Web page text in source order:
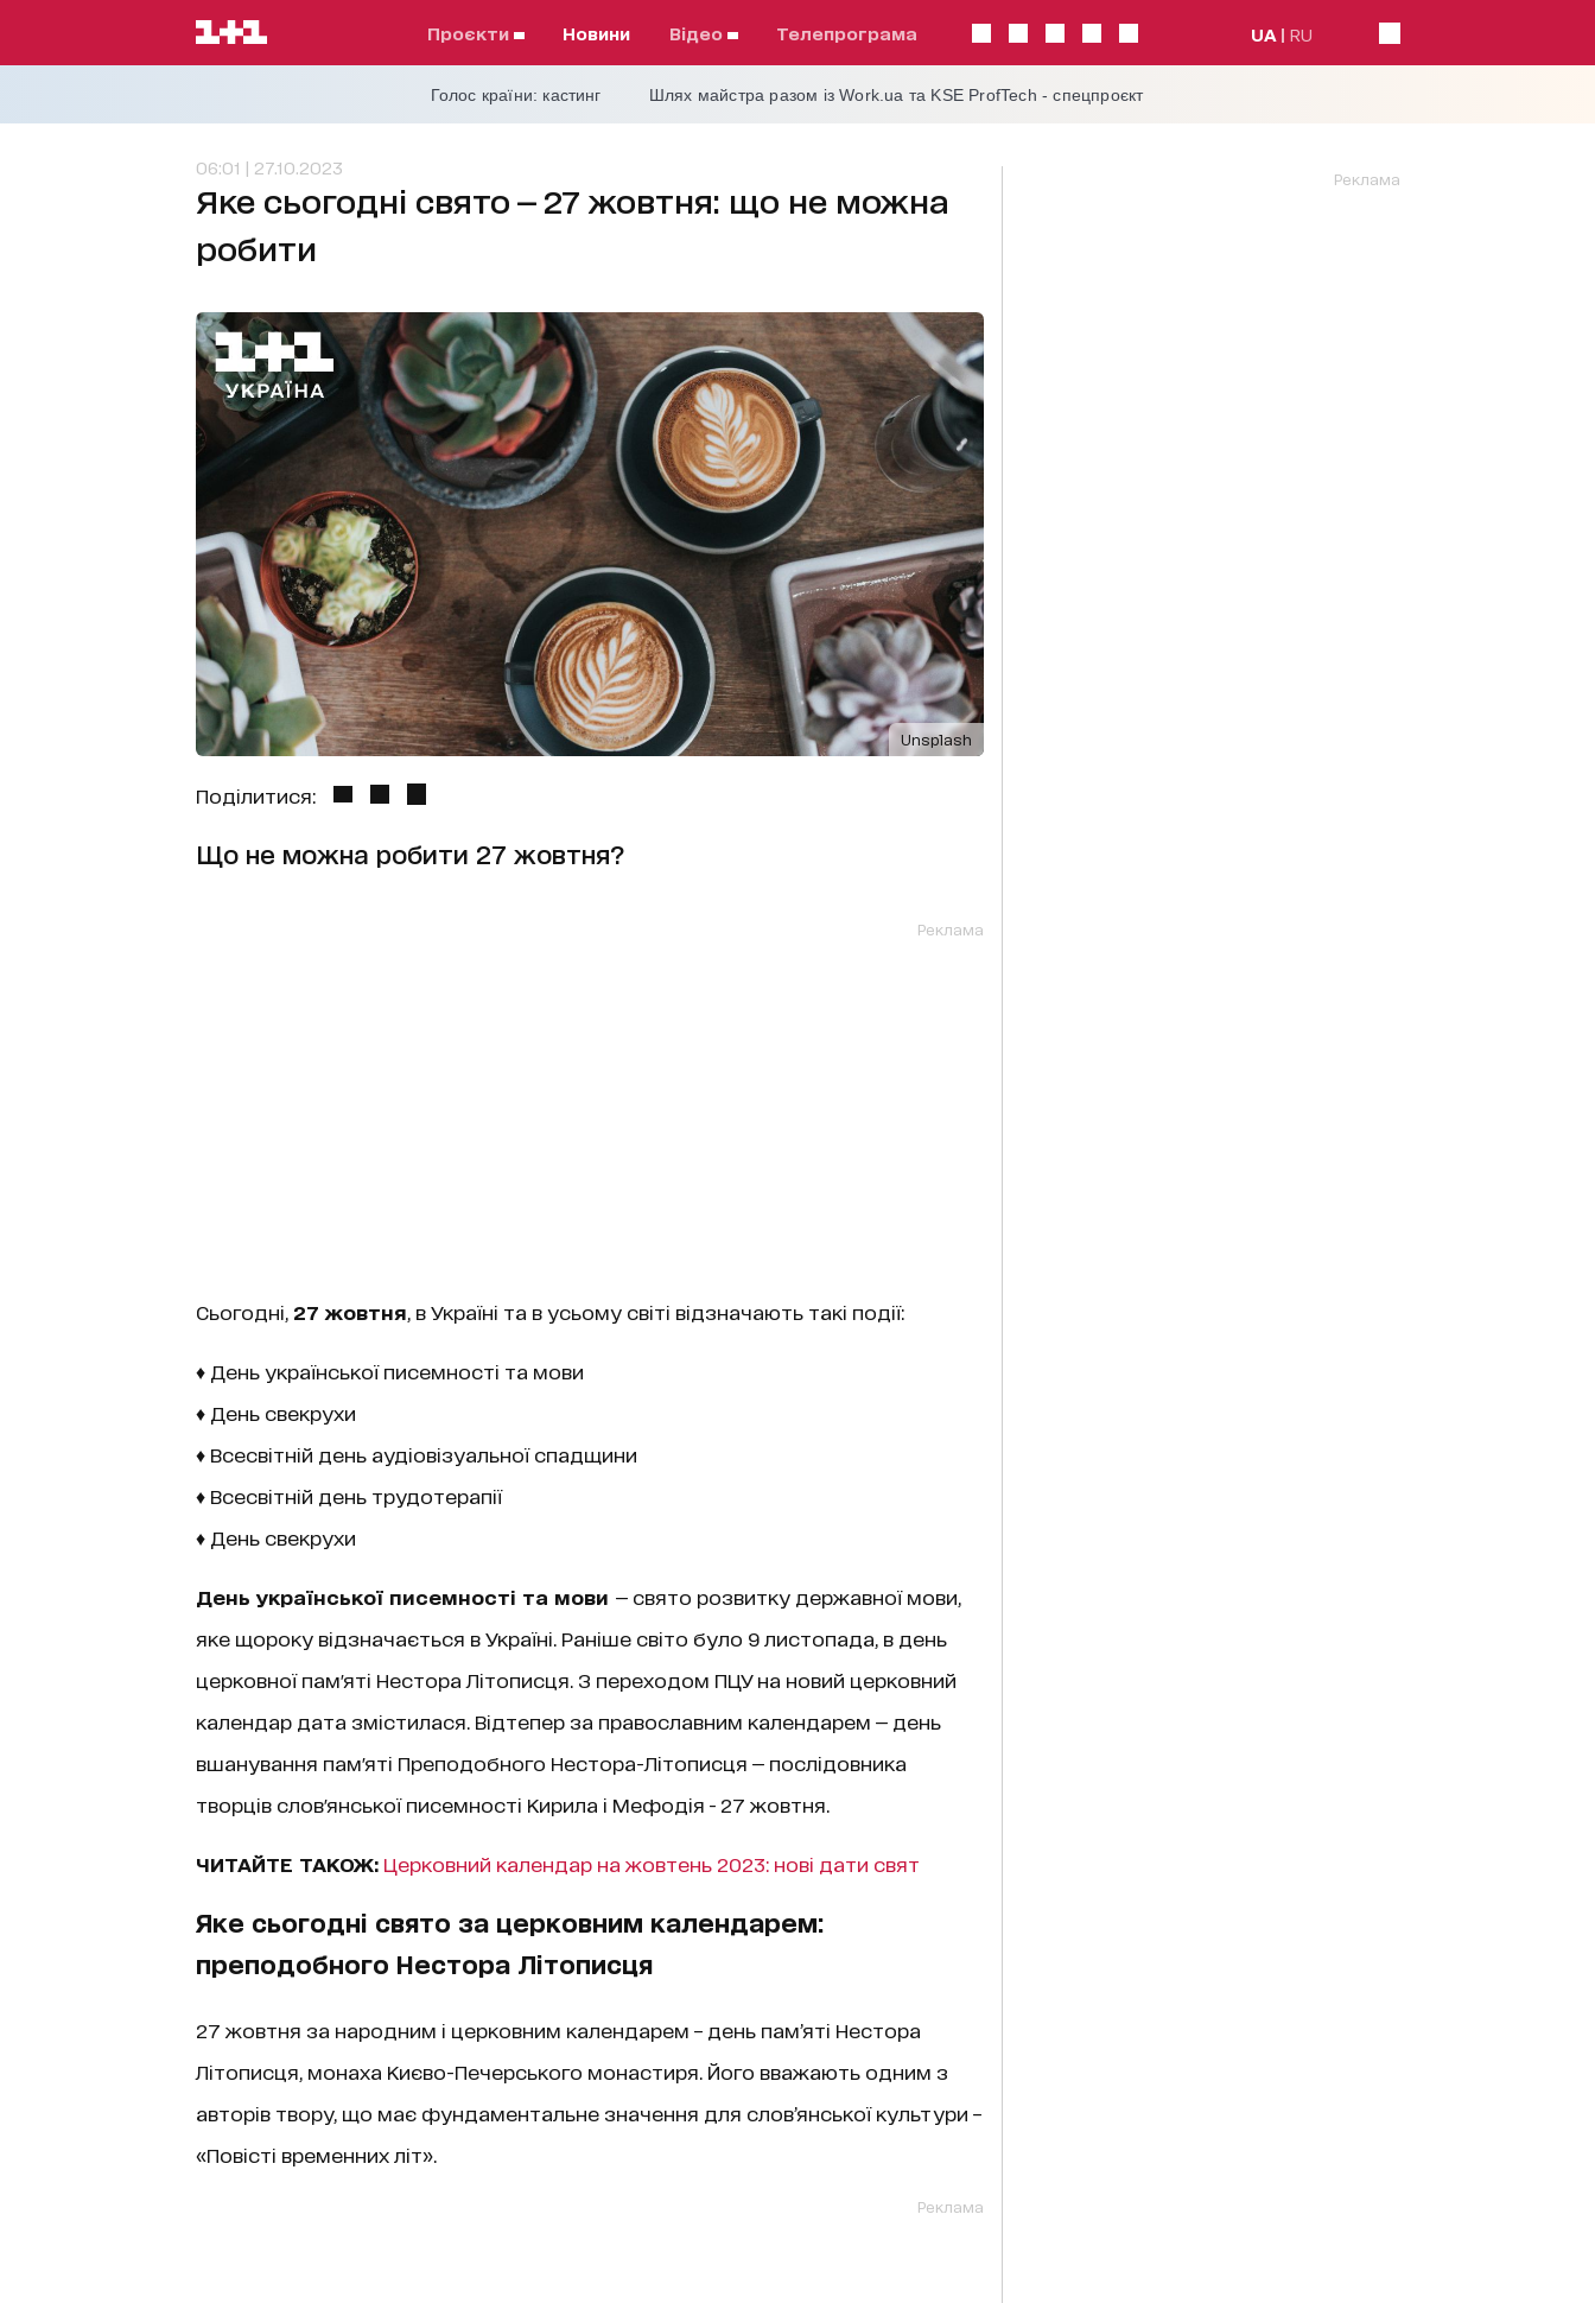
проєкти Новини відео телепрограма UA RU
Голос країни: кастинг Шлях майстра разом із Work.ua та KSE ProfTech - спецпроєкт
06:01 | 27.10.2023
Яке сьогодні свято — 27 жовтня: що не можна
робити
Unsplash
Поділитися:
Що не можна робити 27 жовтня?
Реклама
Сьогодні, 27 жовтня , в Україні та в усьому світі відзначають такі події:
♦ День української писемності та мови
♦ День свекрухи
♦ Всесвітній день аудіовізуальної спадщини
♦ Всесвітній день трудотерапії
♦ День свекрухи
День української писемності та мови — свято розвитку державної мови,
яке щороку відзначається в Україні. Раніше світо було 9 листопада, в день
церковної пам'яті Нестора Літописця. З переходом ПЦУ на новий церковний
календар дата змістилася. Відтепер за православним календарем — день
вшанування пам'яті Преподобного Нестора-Літописця — послідовника
творців слов'янської писемності Кирила і Мефодія - 27 жовтня.
ЧИТАЙТЕ ТАКОЖ: Церковний календар на жовтень 2023: нові дати свят
Яке сьогодні свято за церковним календарем:
преподобного Нестора Літописця
27 жовтня за народним і церковним календарем – день пам’яті Нестора
Літописця, монаха Києво-Печерського монастиря. Його вважають одним з
авторів твору, що має фундаментальне значення для слов’янської культури –
«Повісті временних літ».
Реклама
Реклама